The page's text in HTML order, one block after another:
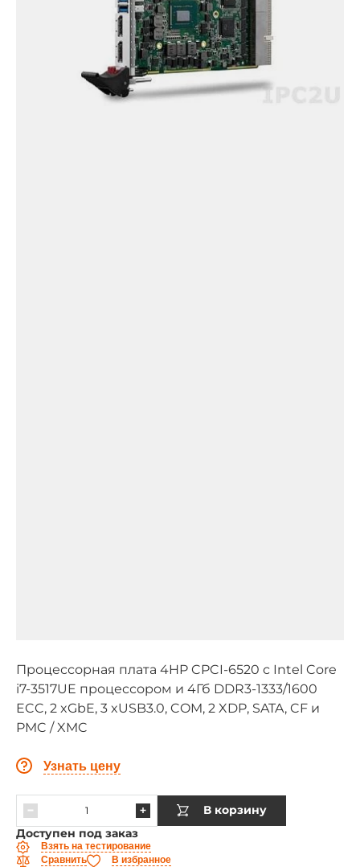
Процессорная плата 4HP CPCI-6520 с Intel Core
i7-3517UE процессором и 4Гб DDR3-1333/1600
ECC, 2 xGbE, 3 xUSB3.0, COM, 2 XDP, SATA, CF и
PMC / XMC
Узнать цену
В корзину
Доступен под заказ
Взять на тестирование
Сравнить
В избранное